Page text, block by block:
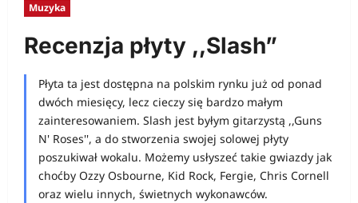
Muzyka
Recenzja płyty ,,Slash”
Płyta ta jest dostępna na polskim rynku już od ponad
dwóch miesięcy, lecz cieczy się bardzo małym
zainteresowaniem. Slash jest byłym gitarzystą ,,Guns
N' Roses'', a do stworzenia swojej solowej płyty
poszukiwał wokalu. Możemy usłyszeć takie gwiazdy jak
choćby Ozzy Osbourne, Kid Rock, Fergie, Chris Cornell
oraz wielu innych, świetnych wykonawców.